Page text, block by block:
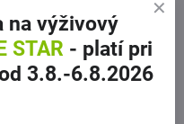
na výživový
STAR - platí pri
3.8.-6.8.2026